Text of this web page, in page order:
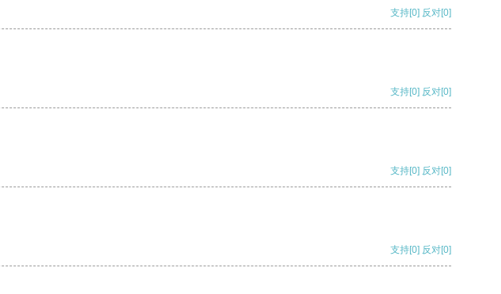
支持[0] 反对[0]
支持[0] 反对[0]
支持[0] 反对[0]
支持[0] 反对[0]